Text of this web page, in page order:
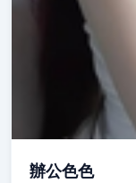
辦公色色